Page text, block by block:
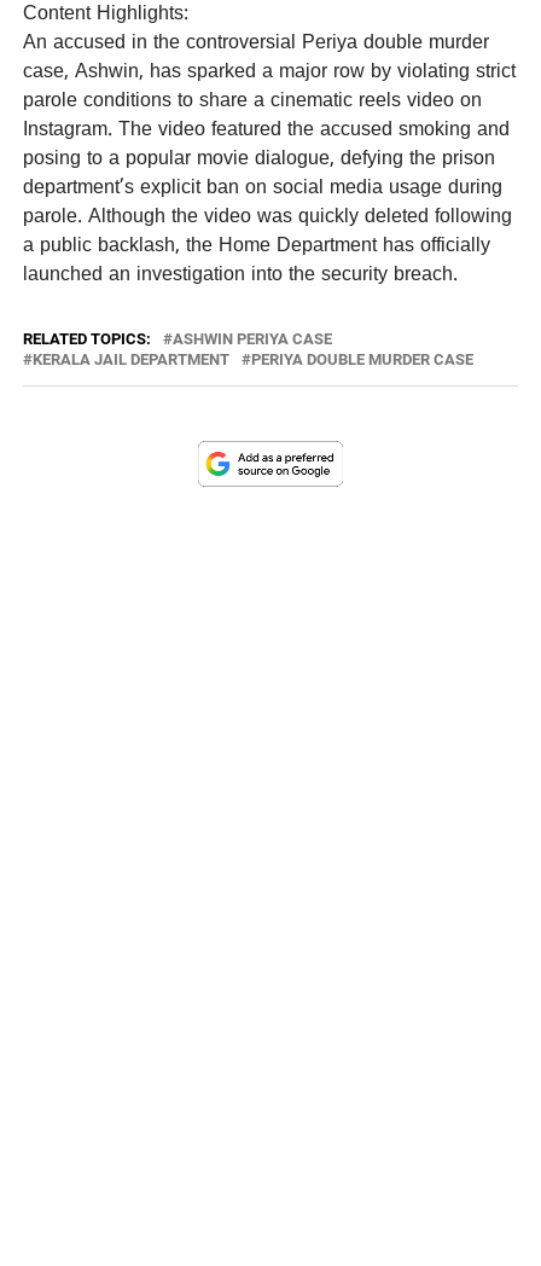
Content Highlights:
An accused in the controversial Periya double murder
case, Ashwin, has sparked a major row by violating strict
parole conditions to share a cinematic reels video on
Instagram. The video featured the accused smoking and
posing to a popular movie dialogue, defying the prison
department’s explicit ban on social media usage during
parole. Although the video was quickly deleted following
a public backlash, the Home Department has officially
launched an investigation into the security breach.
RELATED TOPICS:
ASHWIN PERIYA CASE
KERALA JAIL DEPARTMENT
PERIYA DOUBLE MURDER CASE